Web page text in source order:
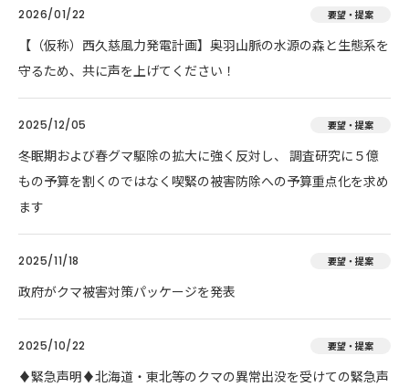
2026/01/22 要望・提案
【（仮称）西久慈風力発電計画】奥羽山脈の水源の森と生態系を
守るため、共に声を上げてください！
2025/12/05 要望・提案
冬眠期および春グマ駆除の拡大に強く反対し、 調査研究に５億
もの予算を割くのではなく喫緊の被害防除への予算重点化を求め
ます
2025/11/18 要望・提案
政府がクマ被害対策パッケージを発表
2025/10/22 要望・提案
♦️緊急声明♦️北海道・東北等のクマの異常出没を受けての緊急声